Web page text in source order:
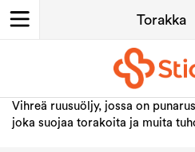
Vihreä ruusuöljy, jossa on
joka suojaa torakoita ja muita